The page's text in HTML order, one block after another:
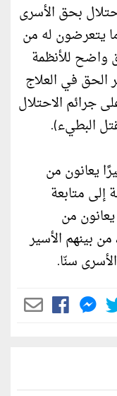
بحق الأسرى
يتعرضون له من
واضح للأنظمة
الحق في العلاج
جرائم الاحتلال
البطيء).
من نحو (550) أسيرًا يعانون من
متابعة
من
بينهم الأسير